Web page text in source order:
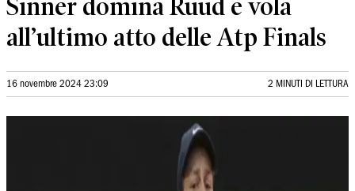
Sinner domina Ruud e vola
all’ultimo atto delle Atp Finals
16 novembre 2024 23:09 2 MINUTI DI LETTURA